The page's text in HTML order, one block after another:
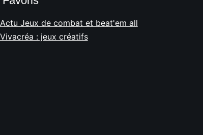
Actu Jeux de combat et beat'em all
Vivacréa : jeux créatifs